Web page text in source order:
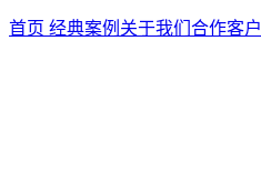
首页 经典案例 关于我们 合作客户